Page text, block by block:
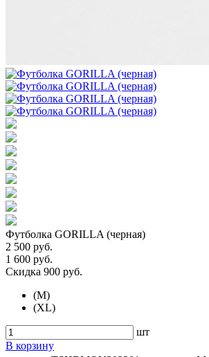
Футболка GORILLA (черная)
2 500 руб.
1 600 руб.
Скидка 900 руб.
(M)
(XL)
шт
В корзину